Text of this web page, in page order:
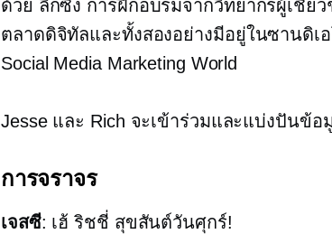
ด้วย ลึกซึ้ง การฝึกอบรมจากวิทยากรผู้เชี่ย
ตลาดดิจิทัลและทั้งสองอย่างมีอยู่ในซานดิเอ
Social Media Marketing World
Jesse และ Rich จะเข้าร่วมและแบ่งปันข้
การจราจร
เจสซี: เฮ้ ริชชี่ สุขสันต์วันศุกร์!